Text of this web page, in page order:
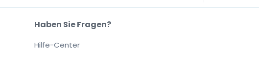
Haben Sie Fragen?
Hilfe-Center